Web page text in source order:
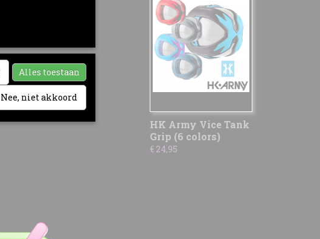
HK Army Vice Tank
Grip (6 colors)
€ 24,95
Alles toestaan
Nee, niet akkoord